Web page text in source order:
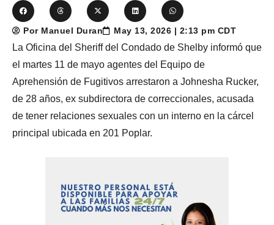
Por Manuel Duran May 13, 2026 | 2:13 pm CDT
La Oficina del Sheriff del Condado de Shelby informó que
el martes 11 de mayo agentes del Equipo de
Aprehensión de Fugitivos arrestaron a Johnesha Rucker,
de 28 años, ex subdirectora de correccionales, acusada
de tener relaciones sexuales con un interno en la cárcel
principal ubicada en 201 Poplar.